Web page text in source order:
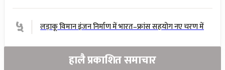
५ लड़ाकू विमान इंजन निर्माण में भारत–फ्रांस सहयोग नए चरण में
हालै प्रकाशित समाचार